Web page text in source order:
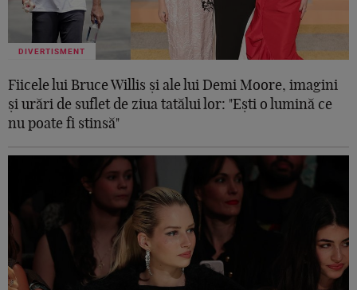
DIVERTISMENT
Fiicele lui Bruce Willis și ale lui Demi Moore, imagini
și urări de suflet de ziua tatălui lor: "Ești o lumină ce
nu poate fi stinsă"